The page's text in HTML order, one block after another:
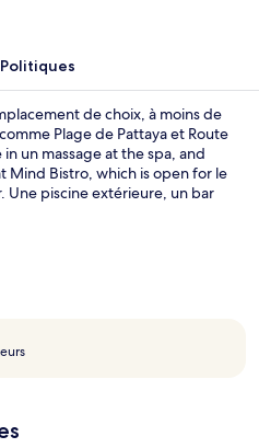
Politiques
de choix, à moins de
Plage de Pattaya et Route
un massage at the spa, and
Mind Bistro, which is open for le
Une piscine extérieure, un bar
Le personnel serviable
très prisés par les voyageurs.